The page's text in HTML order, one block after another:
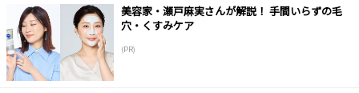
美容家・瀬戸麻実さんが解説！ 手間いらずの毛
穴・くすみケア
(PR)